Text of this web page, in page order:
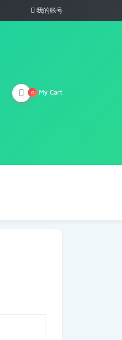
我的帐号
My Cart
0